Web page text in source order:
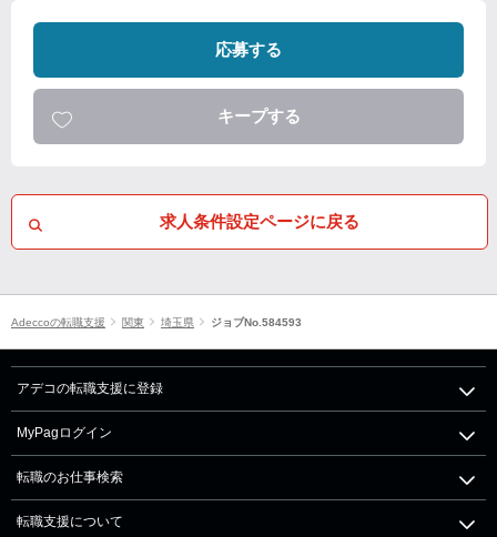
応募する
キープする
求人条件設定ページに戻る
Adeccoの転職支援 関東 埼玉県 ジョブNo.584593
アデコの転職支援に登録
MyPagログイン
転職のお仕事検索
転職支援について